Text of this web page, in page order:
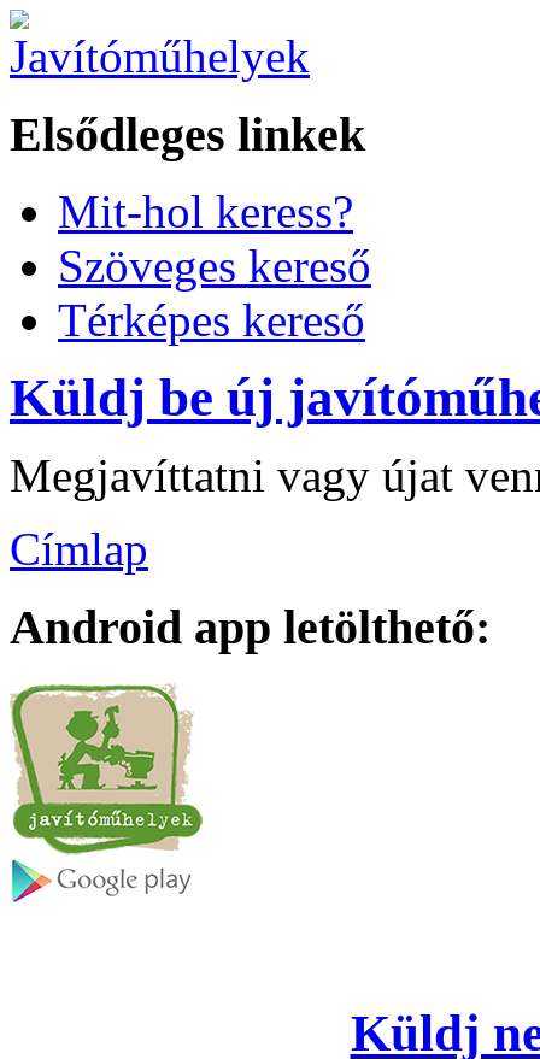
Elsődleges linkek
Mit-hol keress?
Szöveges kereső
Térképes kereső
Küldj be új
Megjavíttatni vagy újat
Címlap
Android app letölthető:
Küldj